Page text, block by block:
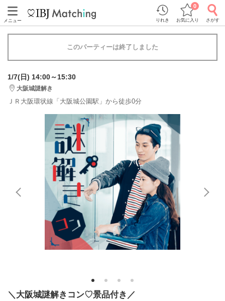
メニュー りれき お気に入り
0
さがす
このパーティーは終了しました
1/7(日) 14:00～15:30
大阪城謎解き
ＪＲ大阪環状線「大阪城公園駅」から徒歩0分
1 2 3 4
＼大阪城謎解きコン♡景品付き／